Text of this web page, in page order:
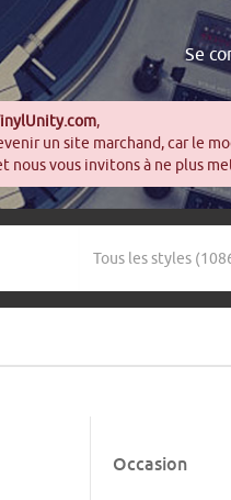
,
un site marchand, car le
vous invitons à ne plus
Se
Occasion